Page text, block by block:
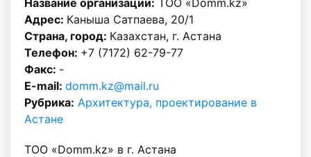
Название организации: ТОО «Domm.kz»
Адрес: Каныша Сатпаева, 20/1
Страна, город: Казахстан, г. Астана
Телефон: +7 (7172) 62-79-77
Факс: -
E-mail: domm.kz@mail.ru
Рубрика: Архитектура, проектирование в
Астане
ТОО «Domm.kz» в г. Астана